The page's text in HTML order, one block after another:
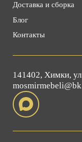
Доставка и сборка
Блог
Контакты
141402, Химки,